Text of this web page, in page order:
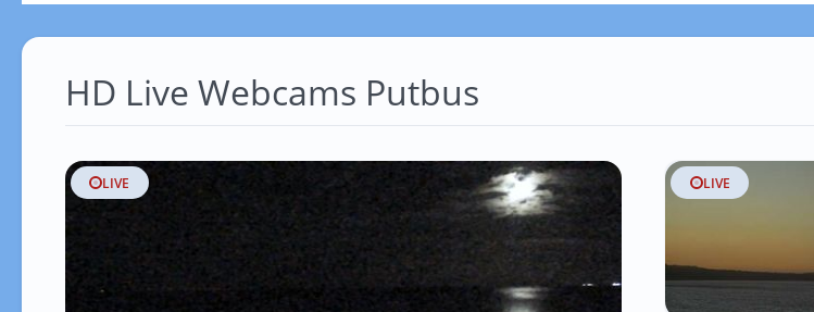
HD Live Webcams Putbus
LIVE LIVE